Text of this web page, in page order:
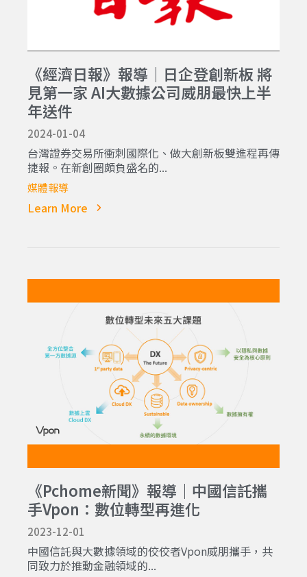
《經濟日報》報導｜日企登創新板 將
見第一家 AI大數據公司威朋最快上半
年送件
2024-01-04
台灣證券交易所衝刺國際化、做大創新板雙進程再傳
捷報。在新創圈頗負盛名的...
媒體報導
Learn More
《Pchome新聞》報導｜中國信託攜
手Vpon：數位轉型再進化
2023-12-01
中國信託與大數據領域的佼佼者Vpon威朋攜手，共
同致力於推動金融領域的...